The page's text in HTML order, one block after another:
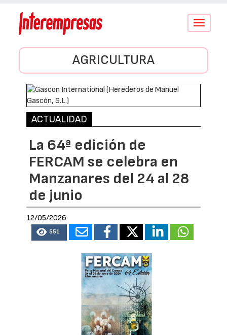
Conmutar
AGRICULTURA
ACTUALIDAD
La 64ª edición de
FERCAM se celebra en
Manzanares del 24 al 28
de junio
12/05/2026
551